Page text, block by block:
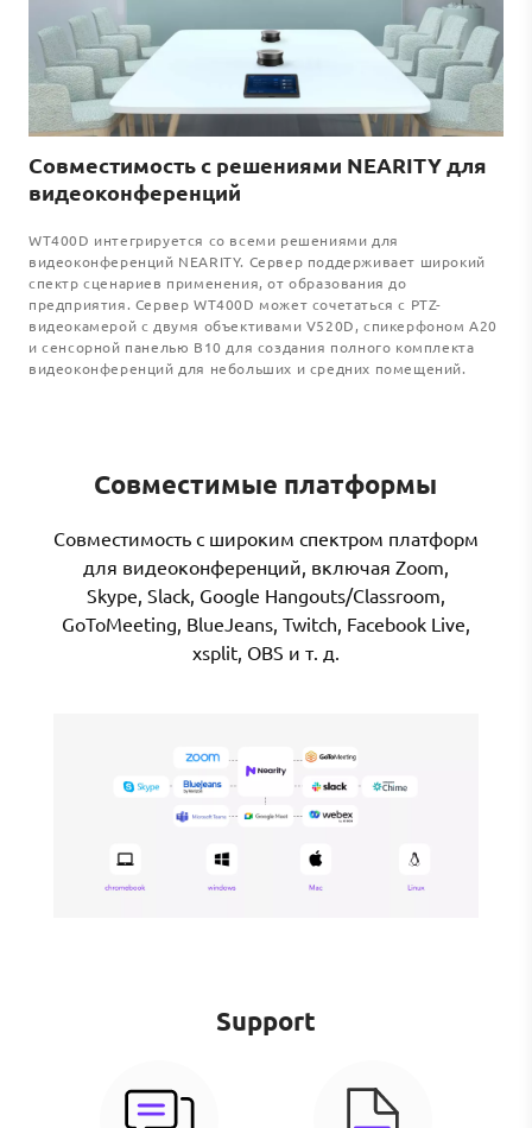
Совместимость с решениями NEARITY для
видеоконференций
WT400D интегрируется со всеми решениями для
видеоконференций NEARITY. Сервер поддерживает широкий
спектр сценариев применения, от образования до
предприятия. Сервер WT400D может сочетаться с PTZ-
видеокамерой с двумя объективами V520D, спикерфоном A20
и сенсорной панелью B10 для создания полного комплекта
видеоконференций для небольших и средних помещений.
Совместимые платформы
Совместимость с широким спектром платформ
для видеоконференций, включая Zoom,
Skype, Slack, Google Hangouts/Classroom,
GoToMeeting, BlueJeans, Twitch, Facebook Live,
xsplit, OBS и т. д.
Support